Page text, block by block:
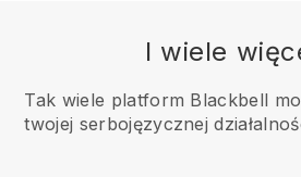
I wiele
Tak wiele platform Blackbell
twojej serbojęzycznej